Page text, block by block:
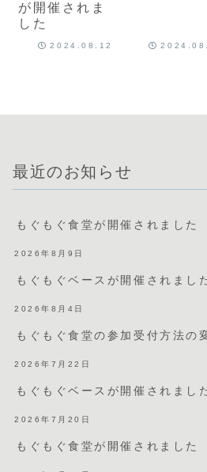
が開催されま
した
2024.08.12
最近のお知らせ
もぐもぐ食堂が開催されました
2026年8月9日
もぐもぐベースが開催されまし
2026年8月4日
もぐもぐ食堂の参加受付方法の
2026年7月22日
もぐもぐベースが開催されまし
2026年7月20日
もぐもぐ食堂が開催されました